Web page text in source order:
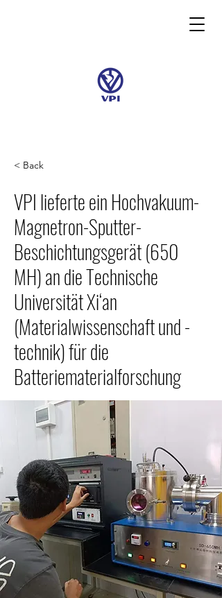
< Back
VPI lieferte ein Hochvakuum-
Magnetron-Sputter-
Beschichtungsgerät (650
MH) an die Technische
Universität Xi‘an
(Materialwissenschaft und -
technik) für die
Batteriematerialforschung